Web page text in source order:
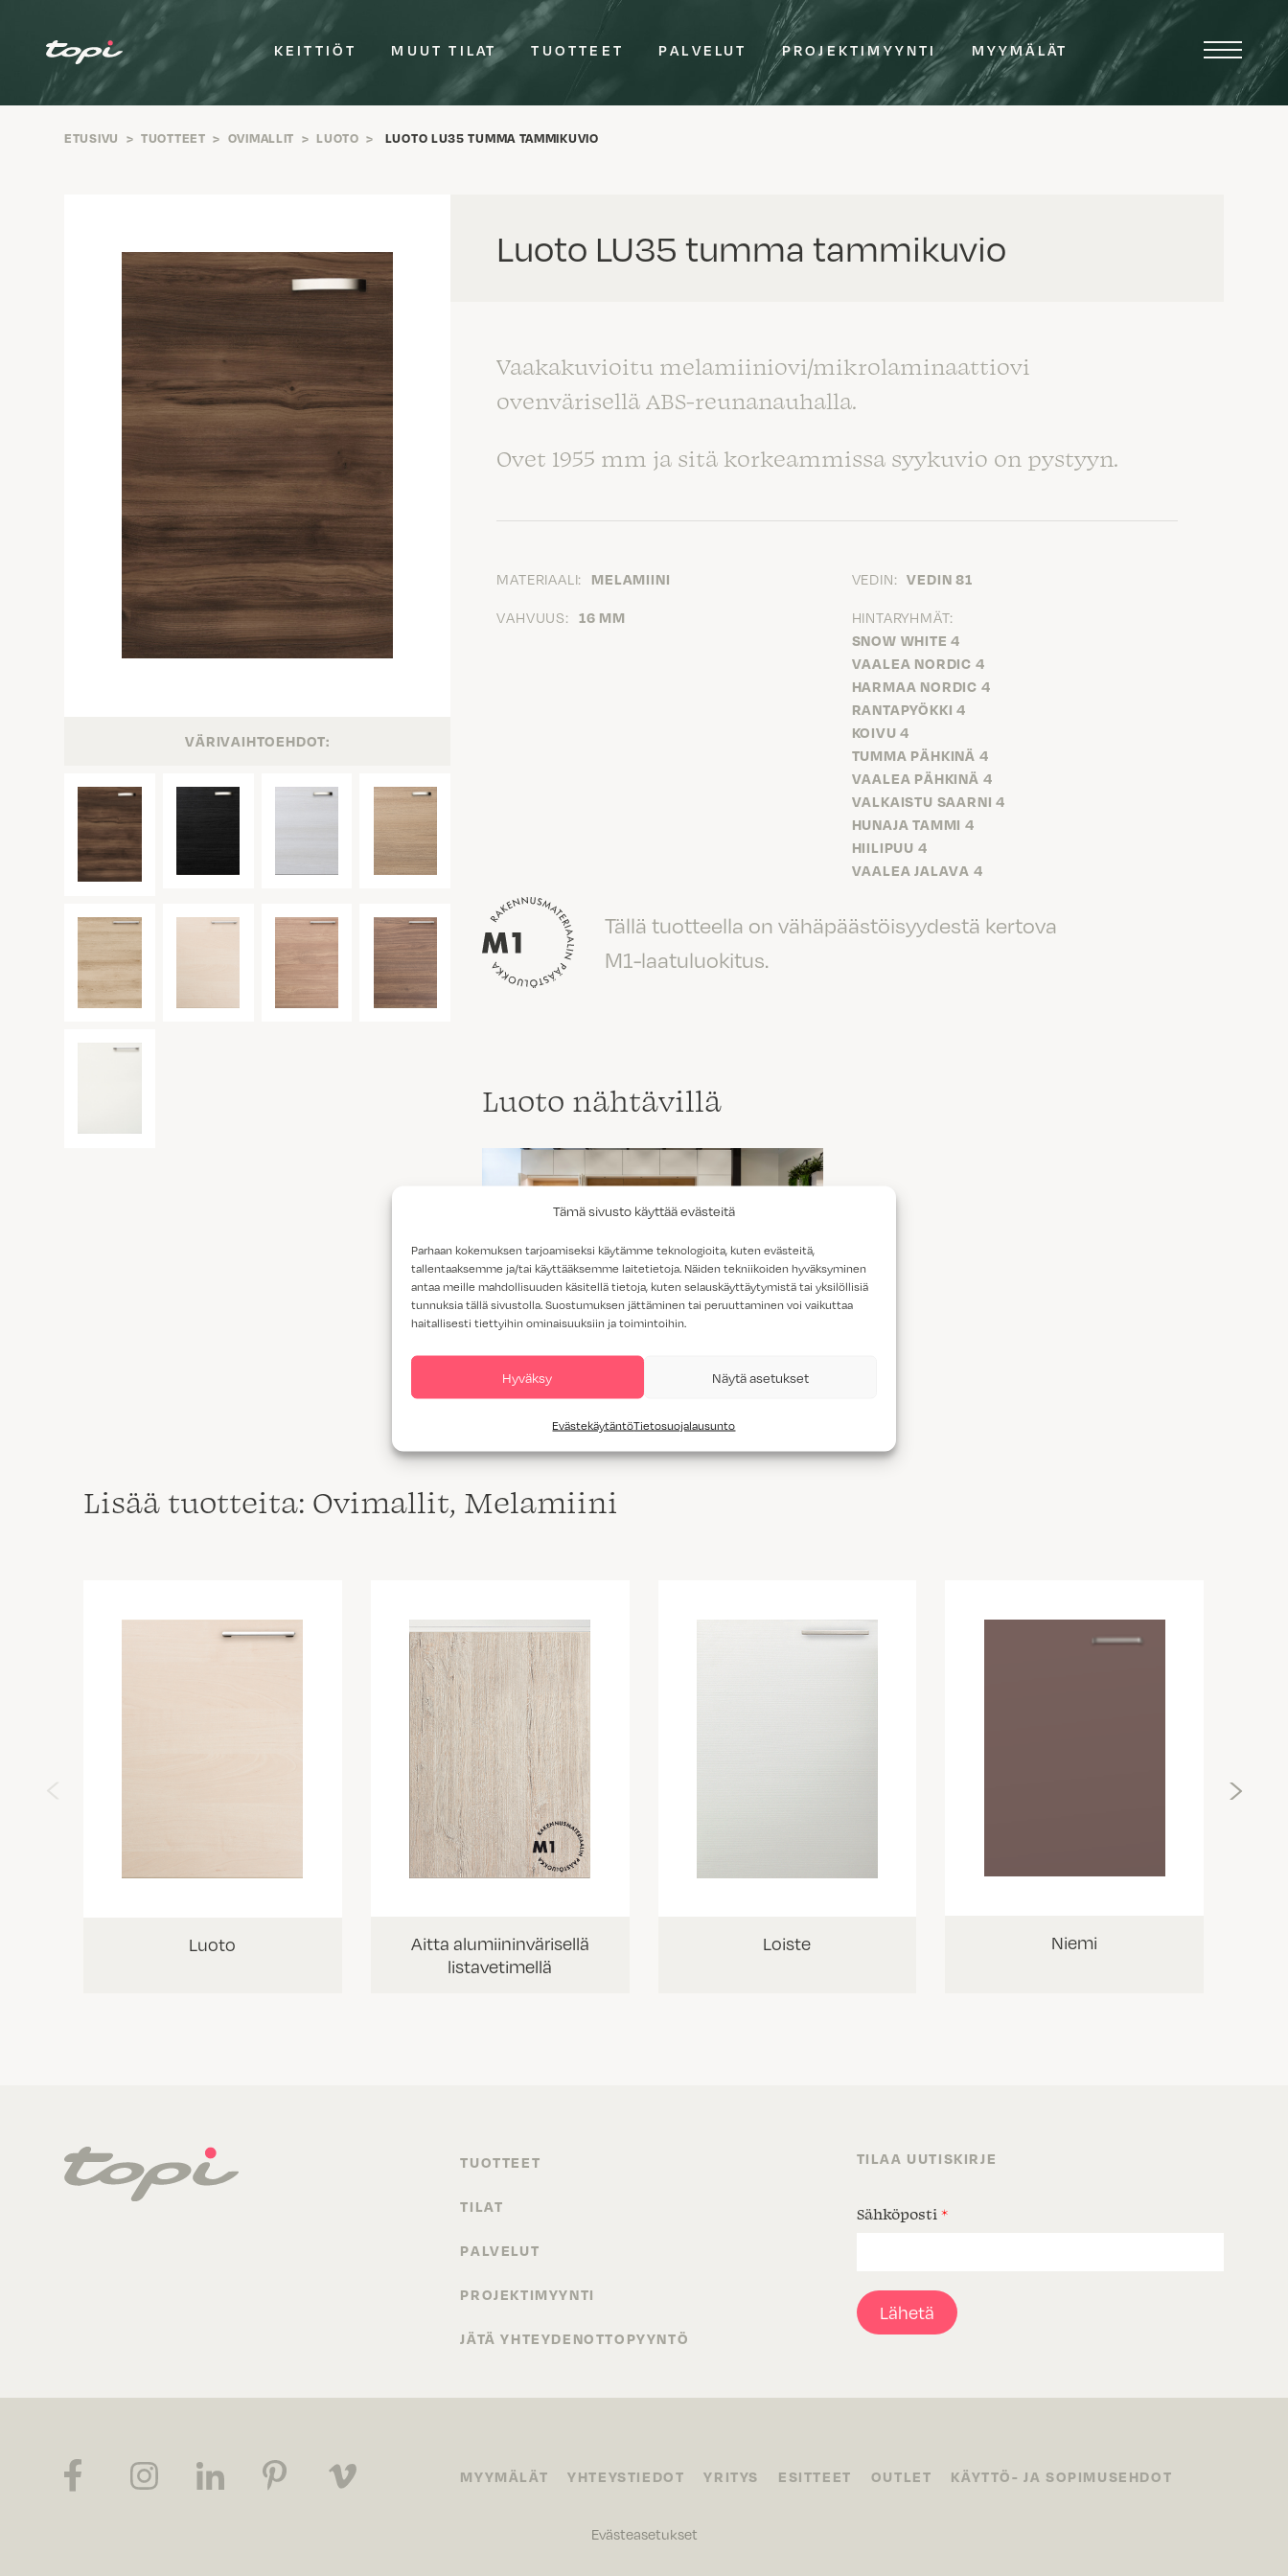
Tämä sivusto käyttää evästeitä
Parhaan kokemuksen tarjoamiseksi käytämme teknologioita, kuten evästeitä,
tallentaaksemme ja/tai käyttääksemme laitetietoja. Näiden tekniikoiden hyväksyminen
antaa meille mahdollisuuden käsitellä tietoja, kuten selauskäyttäytymistä tai yksilöllisiä
tunnuksia tällä sivustolla. Suostumuksen jättäminen tai peruuttaminen voi vaikuttaa
haitallisesti tiettyihin ominaisuuksiin ja toimintoihin.
Hyväksy Näytä asetukset
EvästekäytäntöTietosuojalausunto
KEITTIÖT MUUT TILAT TUOTTEET PALVELUT PROJEKTIMYYNTI MYYMÄLÄT
ETUSIVU > TUOTTEET > OVIMALLIT > LUOTO > LUOTO LU35 TUMMA TAMMIKUVIO
VÄRIVAIHTOEHDOT:
Luoto LU35 tumma tammikuvio
Vaakakuvioitu melamiiniovi/mikrolaminaattiovi
ovenvärisellä ABS-reunanauhalla.
Ovet 1955 mm ja sitä korkeammissa syykuvio on pystyyn.
MATERIAALI: MELAMIINI VEDIN: VEDIN 81
VAHVUUS: 16 MM
HINTARYHMÄT:
SNOW WHITE 4
VAALEA NORDIC 4
HARMAA NORDIC 4
RANTAPYÖKKI 4
KOIVU 4
TUMMA PÄHKINÄ 4
VAALEA PÄHKINÄ 4
VALKAISTU SAARNI 4
HUNAJA TAMMI 4
HIILIPUU 4
VAALEA JALAVA 4
Tällä tuotteella on vähäpäästöisyydestä kertova
M1-laatuluokitus.
Luoto nähtävillä
HOHTO VALKOINEN JA LUOTO TAMMIKUVIO
Lisää tuotteita: Ovimallit, Melamiini
Luoto
Aitta alumiininvärisellä
listavetimellä
Loiste Niemi
›
TUOTTEET
TILAT
PALVELUT
PROJEKTIMYYNTI
JÄTÄ YHTEYDENOTTOPYYNTÖ
TILAA UUTISKIRJE
Sähköposti *
Lähetä
MYYMÄLÄT YHTEYSTIEDOT YRITYS ESITTEET OUTLET KÄYTTÖ- JA SOPIMUSEHDOT
Evästeasetukset